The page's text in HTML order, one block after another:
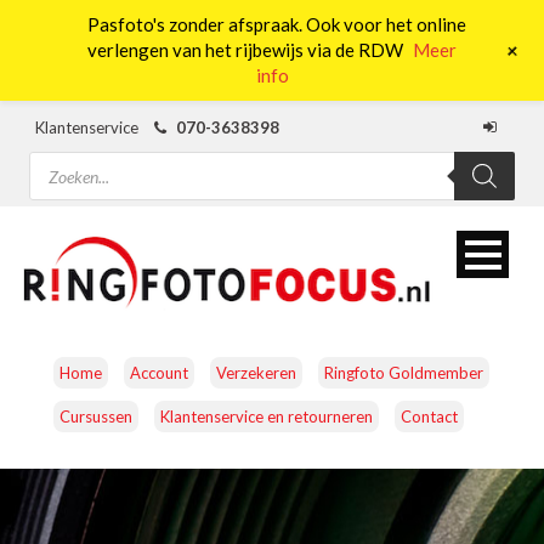
Klantenservice
070-3638398
Producten
zoeken
Home Account Verzekeren Ringfoto Goldmember
Cursussen Klantenservice en retourneren Contact
CAMERA’S OBJECTIEVEN ACCESSOIRES
Pasfoto's zonder afspraak. Ook voor het online
verlengen van het rijbewijs via de RDW Meer
info
+